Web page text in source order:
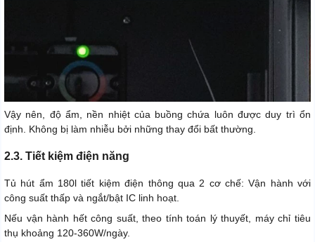
Vậy nên, độ ẩm, nền nhiệt của buồng chứa luôn được duy trì ổn
định. Không bị làm nhiễu bởi những thay đổi bất thường.
2.3. Tiết kiệm điện năng
Tủ hút ẩm 180l tiết kiệm điện thông qua 2 cơ chế: Vận hành với
công suất thấp và ngắt/bật IC linh hoạt.
Nếu vận hành hết công suất, theo tính toán lý thuyết, máy chỉ tiêu
thụ khoảng 120-360W/ngày.